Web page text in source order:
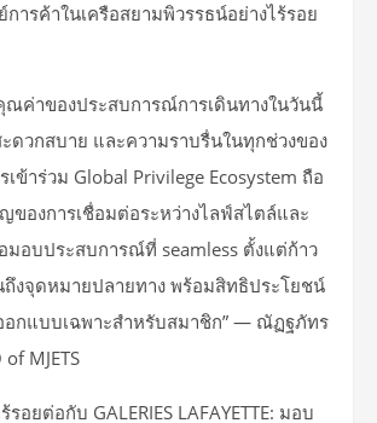
การค้าในเครือสยามพิวรรธน์อย่างไร้รอย
คุณค่าของประสบการณ์การเดินทางในวันนี้
ดวกสบาย และความราบรื่นในทุกช่วงของ
เข้าร่วม Global Privilege Ecosystem ถือ
ของการเชื่อมต่อระหว่างไลฟ์สไตล์และ
มอบประสบการณ์ที่ seamless ตั้งแต่ก้าว
งจุดหมายปลายทาง พร้อมสิทธิประโยชน์
อกแบบเฉพาะสำหรับสมาชิก” — ณัฏฐภัทร
MJETS
รอยต่อกับ GALERIES LAFAYETTE: มอบ